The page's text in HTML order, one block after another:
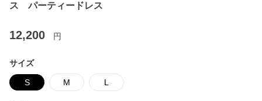
ス パーティードレス
12,200 円
サイズ
S M L